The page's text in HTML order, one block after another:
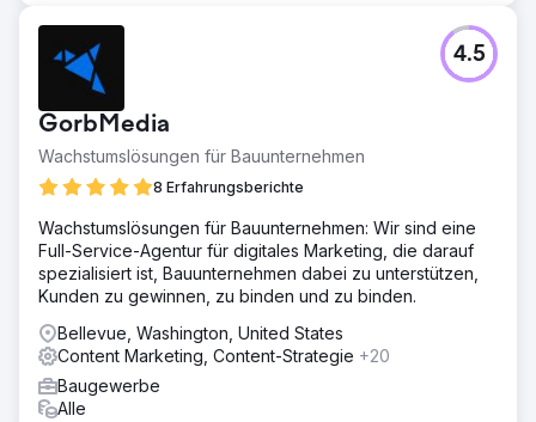
Bewertungen zu sammeln. Dieser kombinierte Ansatz aus
technischer SEO, Content und Vertrauensbildung sollte
Suchmaschinen sofort Autorität signalisieren.
Ergebnis
Marke in einen lokalen Marktführer. Die Website belegt
nun die Spitzenpositionen in den Suchergebnissen für die
Dadurch generiert der Kunde monatlich Hunderte
qualifizierter Leads ausschließlich über organischen
Traffic. Wir haben ihn erfolgreich von null Sichtbarkeit zu
einer der Top-Websites der Region gemacht.
Zur Agenturseite
GorbMedia
Wachstumslösungen für Bauunternehmen
8 Erfahrungsberichte
4.5
Wachstumslösungen für Bauunternehmen: Wir sind eine
Full-Service-Agentur für digitales Marketing, die darauf
spezialisiert ist, Bauunternehmen dabei zu unterstützen,
Kunden zu gewinnen, zu binden und zu binden.
Bellevue, Washington, United States
Content Marketing, Content-Strategie +20
Baugewerbe
Alle